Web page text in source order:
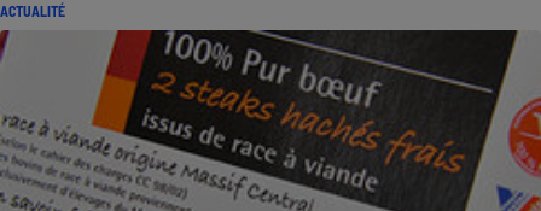
ACTUALITÉ